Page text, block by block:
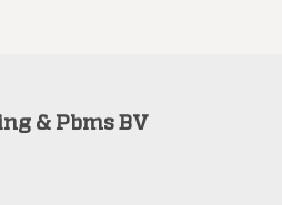
& Pbms BV